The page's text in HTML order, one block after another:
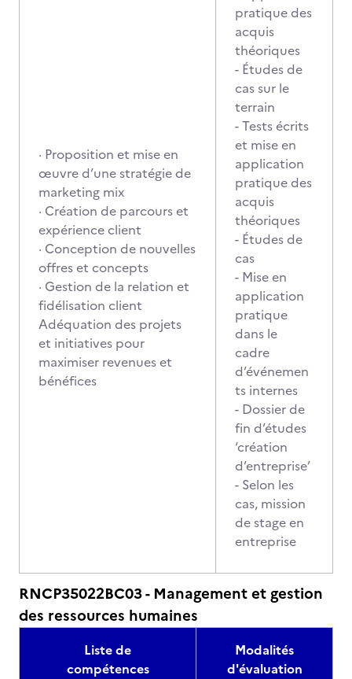
· Proposition et mise en
œuvre d’une stratégie de
marketing mix
· Création de parcours et
expérience client
· Conception de nouvelles
offres et concepts
· Gestion de la relation et
fidélisation client
Adéquation des projets
et initiatives pour
maximiser revenues et
bénéfices
pratique des
acquis
théoriques
- Études de
cas sur le
terrain
- Tests écrits
et mise en
application
pratique des
acquis
théoriques
- Études de
cas
- Mise en
application
pratique
dans le
cadre
d’événemen
ts internes
- Dossier de
fin d’études
‘création
d’entreprise’
- Selon les
cas, mission
de stage en
entreprise
RNCP35022BC03 - Management et gestion
des ressources humaines
Liste de
compétences
Modalités
d'évaluation